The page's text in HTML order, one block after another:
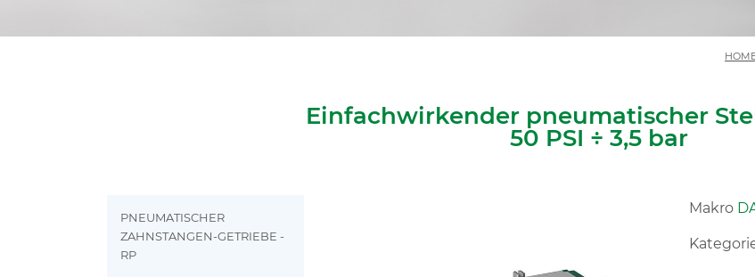
Einfachwirkender pneumatischer
50 PSI ÷ 3,5 bar
PNEUMATISCHER
ZAHNSTANGEN-GETRIEBE -
RP
Makro